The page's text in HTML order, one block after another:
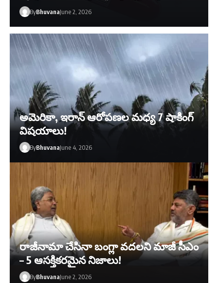
ByBhuvanaJune 2, 2026
అమెరికా, ఇరాన్ ఆరోపణల మధ్య 7 షాకింగ్
విషయాలు!
ByBhuvanaJune 4, 2026
రాజీనామా చేసినా బంగ్లా వదలని మాజీ సీఎం
– 5 ఆసక్తికరమైన నిజాలు!
ByBhuvanaJune 2, 2026